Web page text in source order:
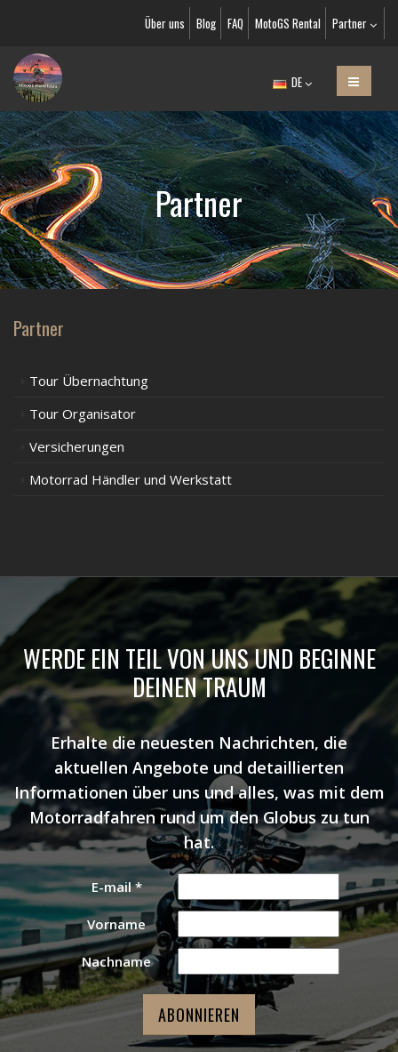
Über uns Blog FAQ MotoGS Rental Partner
DE
Partner
Partner
Tour Übernachtung
Tour Organisator
Versicherungen
Motorrad Händler und Werkstatt
WERDE EIN TEIL VON UNS UND BEGINNE
DEINEN TRAUM
Erhalte die neuesten Nachrichten, die
aktuellen Angebote und detaillierten
Informationen über uns und alles, was mit dem
Motorradfahren rund um den Globus zu tun
hat.
E-mail*
Vorname
Nachname